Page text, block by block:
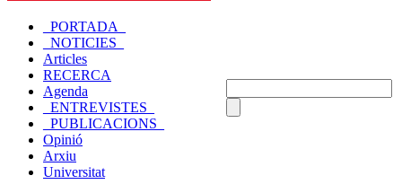
_PORTADA_
_NOTICIES_
Articles
RECERCA
Agenda
_ENTREVISTES_
_PUBLICACIONS_
Opinió
Arxiu
Universitat